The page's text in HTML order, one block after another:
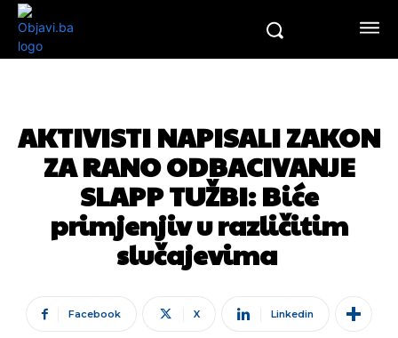
AKTIVISTI NAPISALI ZAKON
ZA RANO ODBACIVANJE
SLAPP TUŽBI: Biće
primjenjiv u različitim
slučajevima
Facebook X Linkedin